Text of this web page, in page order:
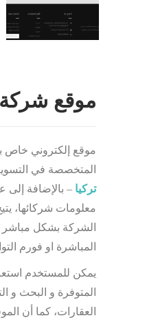
موقع شركة
موقع إلكتروني خاص ب
المتخصصة في
تركيا – بالإضافة
معلومات شركائها،
الشركة بشكل
المباشرة او فورم
يمكن للمستخدم
المتوفرة و البحث و
العقارات، كما أن